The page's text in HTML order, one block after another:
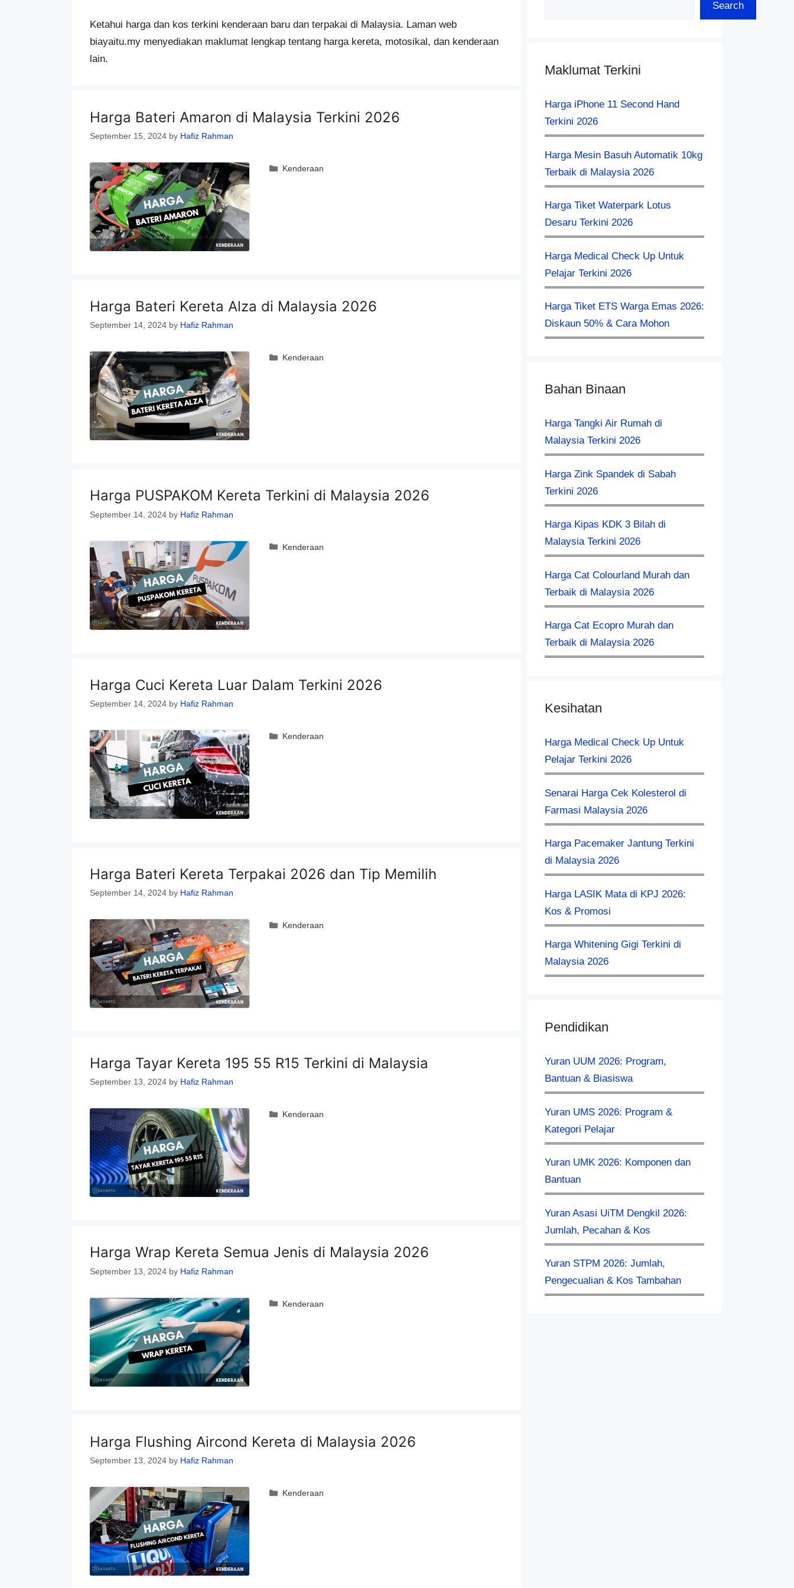
Ketahui harga dan kos terkini kenderaan baru dan terpakai di Malaysia. Laman web
biayaitu.my menyediakan maklumat lengkap tentang harga kereta, motosikal, dan kenderaan
lain.
Harga Bateri Amaron di Malaysia Terkini 2026
September 15, 2024 by Hafiz Rahman
Categories
Kenderaan
Harga Bateri Kereta Alza di Malaysia 2026
September 14, 2024 by Hafiz Rahman
Categories
Kenderaan
Harga PUSPAKOM Kereta Terkini di Malaysia 2026
September 14, 2024 by Hafiz Rahman
Categories
Kenderaan
Harga Cuci Kereta Luar Dalam Terkini 2026
September 14, 2024 by Hafiz Rahman
Categories
Kenderaan
Harga Bateri Kereta Terpakai 2026 dan Tip Memilih
September 14, 2024 by Hafiz Rahman
Categories
Kenderaan
Harga Tayar Kereta 195 55 R15 Terkini di Malaysia
September 13, 2024 by Hafiz Rahman
Categories
Kenderaan
Harga Wrap Kereta Semua Jenis di Malaysia 2026
September 13, 2024 by Hafiz Rahman
Categories
Kenderaan
Harga Flushing Aircond Kereta di Malaysia 2026
September 13, 2024 by Hafiz Rahman
Categories
Kenderaan
Search
Maklumat Terkini
Harga iPhone 11 Second Hand
Terkini 2026
Harga Mesin Basuh Automatik 10kg
Terbaik di Malaysia 2026
Harga Tiket Waterpark Lotus
Desaru Terkini 2026
Harga Medical Check Up Untuk
Pelajar Terkini 2026
Harga Tiket ETS Warga Emas 2026:
Diskaun 50% & Cara Mohon
Bahan Binaan
Harga Tangki Air Rumah di
Malaysia Terkini 2026
Harga Zink Spandek di Sabah
Terkini 2026
Harga Kipas KDK 3 Bilah di
Malaysia Terkini 2026
Harga Cat Colourland Murah dan
Terbaik di Malaysia 2026
Harga Cat Ecopro Murah dan
Terbaik di Malaysia 2026
Kesihatan
Harga Medical Check Up Untuk
Pelajar Terkini 2026
Senarai Harga Cek Kolesterol di
Farmasi Malaysia 2026
Harga Pacemaker Jantung Terkini
di Malaysia 2026
Harga LASIK Mata di KPJ 2026:
Kos & Promosi
Harga Whitening Gigi Terkini di
Malaysia 2026
Pendidikan
Yuran UUM 2026: Program,
Bantuan & Biasiswa
Yuran UMS 2026: Program &
Kategori Pelajar
Yuran UMK 2026: Komponen dan
Bantuan
Yuran Asasi UiTM Dengkil 2026:
Jumlah, Pecahan & Kos
Yuran STPM 2026: Jumlah,
Pengecualian & Kos Tambahan